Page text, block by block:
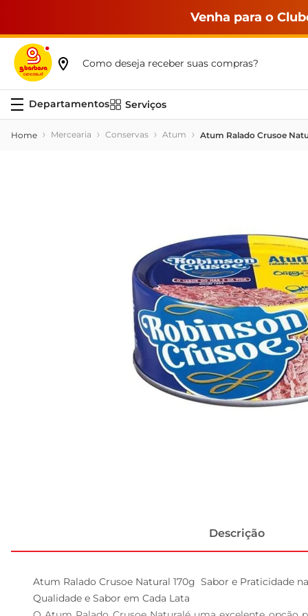
Venha para o
Como deseja receber suas compras?
Serviços
Mercearia Conservas Atum Atum Ralado Crusoe
Descrição
Atum Ralado Crusoe Natural 170g  Sabor e Praticidade
Qualidade e Sabor em Cada Lata